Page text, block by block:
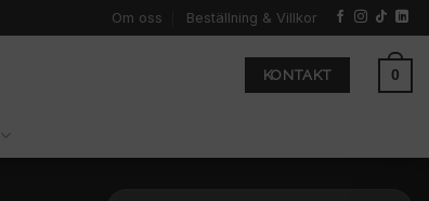
Om oss Beställning & Villkor
KONTAKT 0